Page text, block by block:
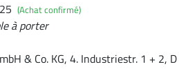
(Achat confirmé)
à porter
& Co. KG, 4. Industriestr. 1 + 2,